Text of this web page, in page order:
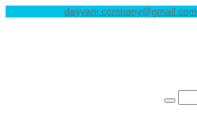
dayyani.company@gmail.com